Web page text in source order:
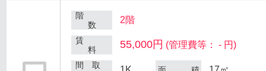
階
数
2階
賃
料
55,000円 (管理費等： - 円)
間 取